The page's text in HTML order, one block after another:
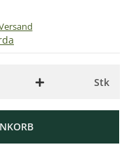
Stk